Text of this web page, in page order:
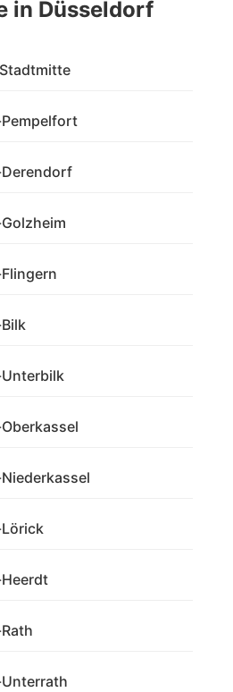
in Düsseldorf